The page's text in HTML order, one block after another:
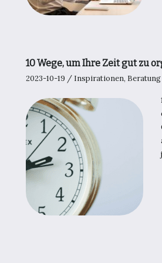
10 Wege, um Ihre Zeit gut zu
2023-10-19 / Inspirationen, Beratung